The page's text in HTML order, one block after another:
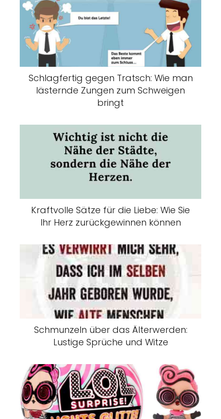
Schlagfertig gegen Tratsch: Wie man
lästernde Zungen zum Schweigen
bringt
Kraftvolle Sätze für die Liebe: Wie Sie
Ihr Herz zurückgewinnen können
Schmunzeln über das Älterwerden:
Lustige Sprüche und Witze